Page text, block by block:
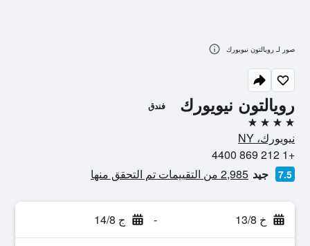
رويالتون نيويورك فندق
4 نجوم
نيويورك، NY
+1 212 869 4400
7.5 جيد 2,985 من التقييمات تم التحقق منها
خ 13/8 - ج 14/8
صور لـ رويالتون نيويورك